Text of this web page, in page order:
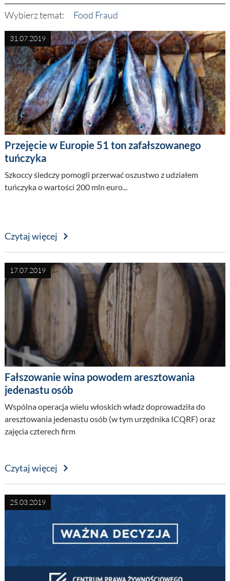
Wybierz temat: Food Fraud
31.07.2019
Przejęcie w Europie 51 ton zafałszowanego
tuńczyka
Szkoccy śledczy pomogli przerwać oszustwo z udziałem
tuńczyka o wartości 200 mln euro...
Czytaj więcej
17.07.2019
Fałszowanie wina powodem aresztowania
jedenastu osób
Wspólna operacja wielu włoskich władz doprowadziła do
aresztowania jedenastu osób (w tym urzędnika ICQRF) oraz
zajęcia czterech firm
Czytaj więcej
25.03.2019